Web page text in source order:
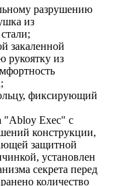
разрушению
из
закаленной
рукоятку из
фиксирующий
"Abloy Exec" с
конструкции,
защитной
установлен
секрета перед
количество